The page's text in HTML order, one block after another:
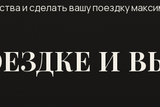
и сделать вашу поездку
И